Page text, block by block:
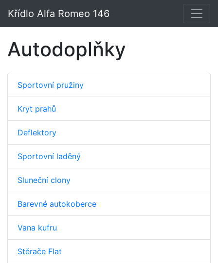
Křídlo Alfa Romeo 146
Autodoplňky
Sportovní pružiny
Kryt prahů
Deflektory
Sportovní laděný
Sluneční clony
Barevné autokoberce
Vana kufru
Stěrače Flat